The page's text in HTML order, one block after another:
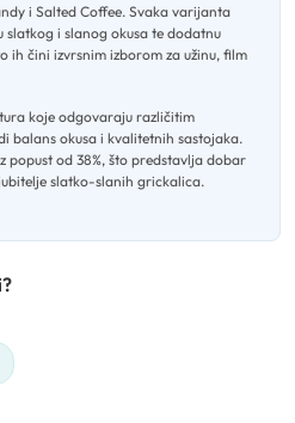
i Salted Coffee. Svaka varijanta
i slanog okusa te dodatnu
ih čini izvrsnim izborom za užinu, film
koje odgovaraju različitim
balans okusa i kvalitetnih sastojaka.
popust od 38%, što predstavlja dobar
slatko-slanih grickalica.